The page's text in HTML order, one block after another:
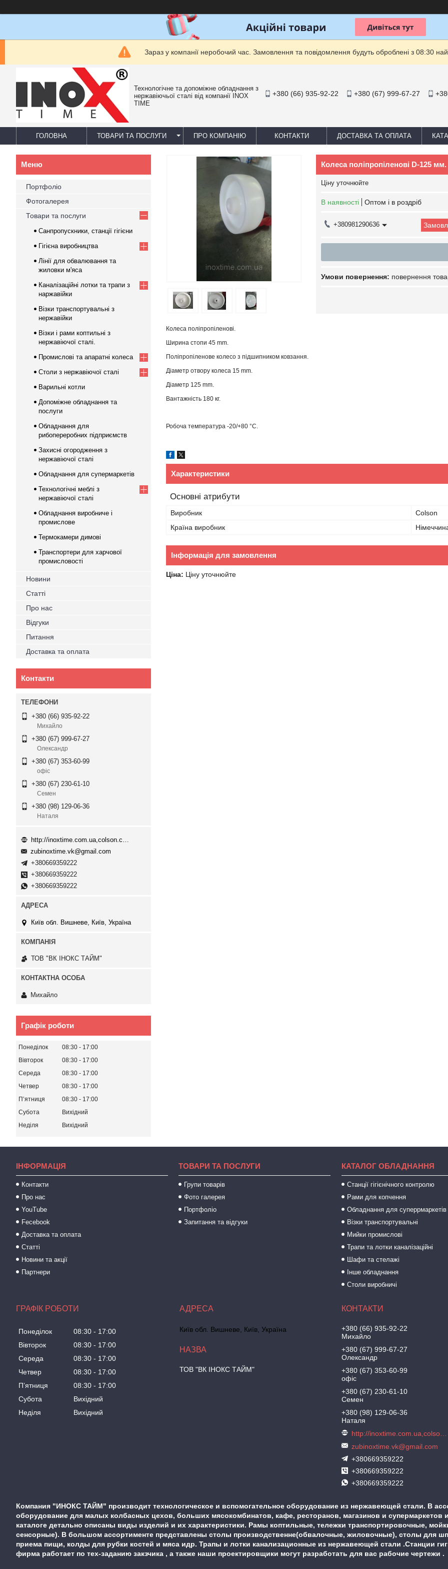
Зараз у компанії неробочий час. Замовлення та повідомлення будуть оброблені з 08:30
Технологічне та допоміжне обладнання з
нержавіючьої сталі від компанії INOX
TIME
+380 (66) 935-92-22 +380 (67) 999-67-27
ГОЛОВНА ТОВАРИ ТА ПОСЛУГИ ПРО КОМПАНІЮ КОНТАКТИ ДОСТАВКА ТА ОПЛАТА
Колеса поліпропіленові D-125 мм.
Ціну уточнюйте
В наявності Оптом і в роздріб
+380981290636
повернення
Колеса поліпропіленові.
Ширина стопи 45 mm.
Поліпропіленове колесо з підшипником ковзання.
Діаметр отвору колеса 15 mm.
Діаметр 125 mm.
Вантажність 180 кг.
Робоча температура -20/+80 °C.
Характеристики
Основні атрибути
Виробник
Colson
Країна виробник
Інформація для замовлення
Ціна: Ціну уточнюйте
Портфоліо
Фотогалерея
Товари та послуги
Санпропускники, станції гігієни
Гігієна виробництва
Лінії для обвалювання та
жиловки м'яса
Каналізаційні лотки та трапи з
наржавійки
Візки транспортувальні з
нержавійки
Візки і рами коптильні з
нержавіючої сталі.
Промислові та апаратні колеса
Столи з нержавіючої сталі
Варильні котли
Допоміжне обладнання та
послуги
Обладнання для
рибопереробних підприємств
Захисні огородження з
нержавіючої сталі
Обладнання для супермаркетів
Технологічні меблі з
нержавіючої сталі
Обладнання виробниче і
промислове
Термокамери димові
Транспортери для харчової
промисловості
Новини
Статті
Про нас
Відгуки
Питання
Доставка та оплата
Контакти
+380 (66) 935-92-22
Михайло
+380 (67) 999-67-27
Олександр
+380 (67) 353-60-99
офіс
+380 (67) 230-61-10
Семен
+380 (98) 129-06-36
Наталя
zubinoxtime.vk@gmail.com
+380669359222
+380669359222
+380669359222
Київ обл. Вишневе, Київ, Україна
ТОВ "ВК ІНОКС ТАЙМ"
Михайло
Графік роботи
Понеділок 08:30
17:00
Вівторок
08:30
17:00
Середа
08:30
17:00
Четвер
08:30
17:00
Пʼятниця
08:30
17:00
Субота
Вихідний
Неділя
Вихідний
ІНФОРМАЦІЯ
Контакти
Про нас
YouTube
Fecebook
Доставка та оплата
Статті
Новини та акції
Партнери
ТОВАРИ ТА ПОСЛУГИ
Групи товарів
Фото галерея
Портфоліо
Запитання та відгуки
КАТАЛОГ ОБЛАДНАННЯ
Станції гігієнічного контролю
Рами для копчення
Обладнання для суперрмаркетів
Візки транспортувальні
Мийки промислові
Трапи та лотки каналізаційні
Шафи та стелажі
Інше обладнання
Столи виробничі
ГРАФІК РОБОТИ
Понеділок 08:30
17:00
Вівторок
08:30
17:00
Середа
08:30
17:00
Четвер
08:30
17:00
Пʼятниця
08:30
17:00
Субота
Вихідний
Неділя
Вихідний
Київ обл. Вишневе, Київ, Україна
ТОВ "ВК ІНОКС ТАЙМ"
+380 (66) 935-92-22
Михайло
+380 (67) 999-67-27
Олександр
+380 (67) 353-60-99
офіс
+380 (67) 230-61-10
Семен
+380 (98) 129-06-36
Наталя
zubinoxtime.vk@gmail.com
+380669359222
+380669359222
+380669359222
Компания "ИНОКС ТАЙМ" производит технологическое и вспомогательное оборудование из нержавеющей стали. В
оборудование для малых колбасных цехов, больших мясокомбинатов, кафе, ресторанов, магазинов и супермаркетов
каталоге детально описаны виды изделий и их характеристики. Рамы коптильные, тележки транспортировочные,
сенсорные). В большом ассортименте представлены столы производственне(обвалочные, жиловочные), столы для
приема пищи, колды для рубки костей и мяса идр. Трапы и лотки канализационные из нержавеющей стали .Станции
фирма работает по тех-заданию закзчика , а также наши проектировщики могут разработать для вас рабочие чертежи .